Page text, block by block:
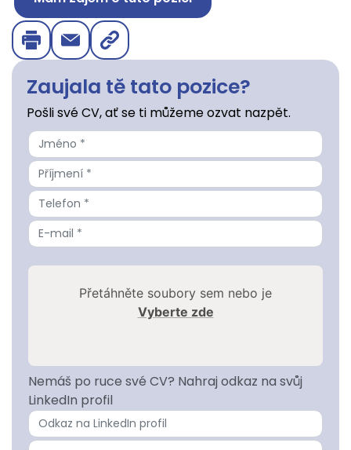
Zaujala tě tato pozice?
Pošli své CV, ať se ti můžeme ozvat nazpět.
Přetáhněte soubory sem nebo je
Vyberte zde
Nemáš po ruce své CV? Nahraj odkaz na svůj
LinkedIn profil